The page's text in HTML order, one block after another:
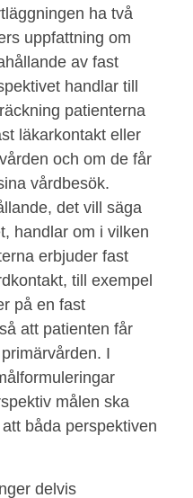
ha två
uppfattning om
av fast
handlar till
patienterna
läkarkontakt eller
och om de får
vårdbesök.
det vill säga
handlar om i vilken
erbjuder fast
till exempel
på en fast
att patienten får
I
målen ska
båda perspektiven
delvis